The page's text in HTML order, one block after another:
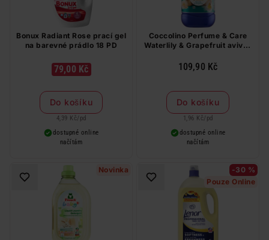
Bonux Radiant Rose prací gel
na barevné prádlo 18 PD
79,00 Kč
Do košíku
4,39 Kč/ pd
dostupné online
načítám
Coccolino Perfume & Care
Waterlily & Grapefruit aviváž
109,90 Kč
Do košíku
1,96 Kč/ pd
dostupné online
načítám
Novinka
-30 %
Pouze Online